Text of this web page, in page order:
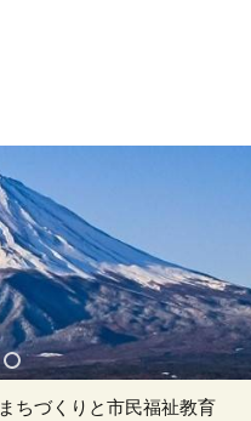
まちづくりと市民福祉教育